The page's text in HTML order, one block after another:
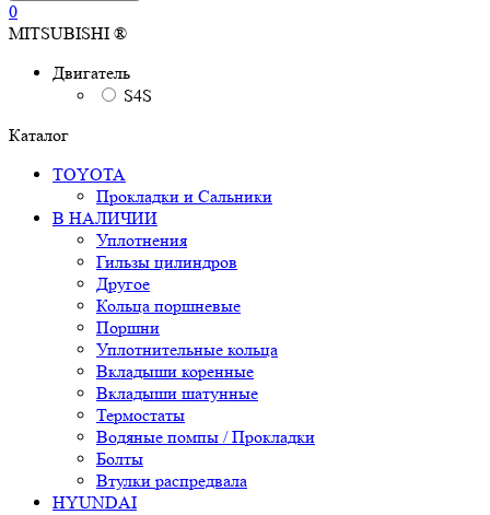
0
MITSUBISHI ®
Двигатель
S4S
Каталог
TOYOTA
Прокладки и Сальники
В НАЛИЧИИ
Уплотнения
Гильзы цилиндров
Другое
Кольца поршневые
Поршни
Уплотнительные кольца
Вкладыши коренные
Вкладыши шатунные
Термостаты
Водяные помпы / Прокладки
Болты
Втулки распредвала
HYUNDAI